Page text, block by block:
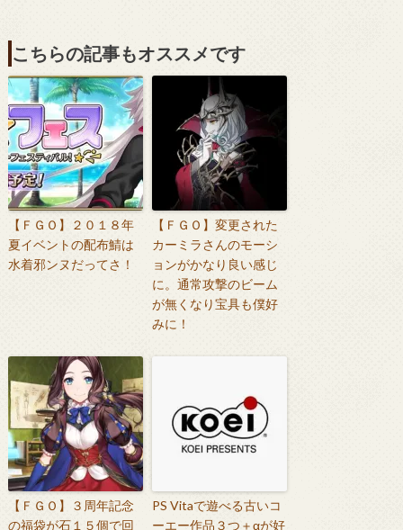
こちらの記事もオススメです
【ＦＧＯ】２０１８年
夏イベントの配布鯖は
水着邪ンヌだってさ！
【ＦＧＯ】変更された
カーミラさんのモーシ
ョンがかなり良い感じ
に。通常攻撃のビーム
が無くなり宝具も僕好
みに！
【ＦＧＯ】３周年記念
の福袋が石１５個で回
PS Vitaで遊べる古いコ
ーエー作品３つ＋αが好